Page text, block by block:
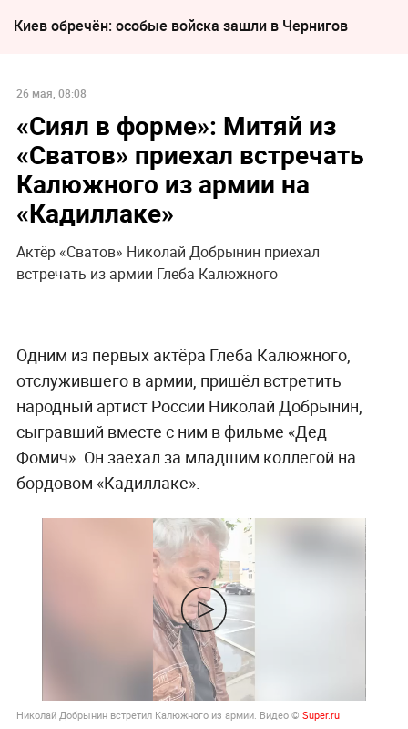
Киев обречён: особые войска зашли в Чернигов
26 мая, 08:08
«Сиял в форме»: Митяй из
«Сватов» приехал встречать
Калюжного из армии на
«Кадиллаке»
Актёр «Сватов» Николай Добрынин приехал
встречать из армии Глеба Калюжного
Одним из первых актёра Глеба Калюжного,
отслужившего в армии, пришёл встретить
народный артист России Николай Добрынин,
сыгравший вместе с ним в фильме «Дед
Фомич». Он заехал за младшим коллегой на
бордовом «Кадиллаке».
Николай Добрынин встретил Калюжного из армии. Видео © Super.ru